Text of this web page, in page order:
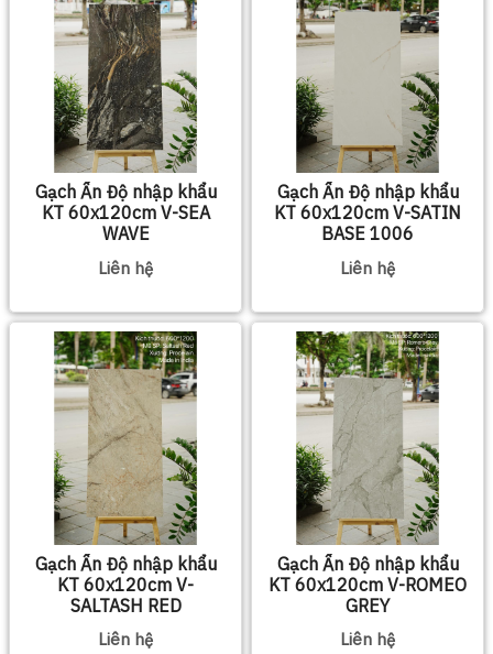
Gạch Ấn Độ nhập khẩu
KT 60x120cm V-SEA
WAVE
Liên hệ
Gạch Ấn Độ nhập khẩu
KT 60x120cm V-SATIN
BASE 1006
Liên hệ
Gạch Ấn Độ nhập khẩu
KT 60x120cm V-
SALTASH RED
Liên hệ
Gạch Ấn Độ nhập khẩu
KT 60x120cm V-ROMEO
GREY
Liên hệ